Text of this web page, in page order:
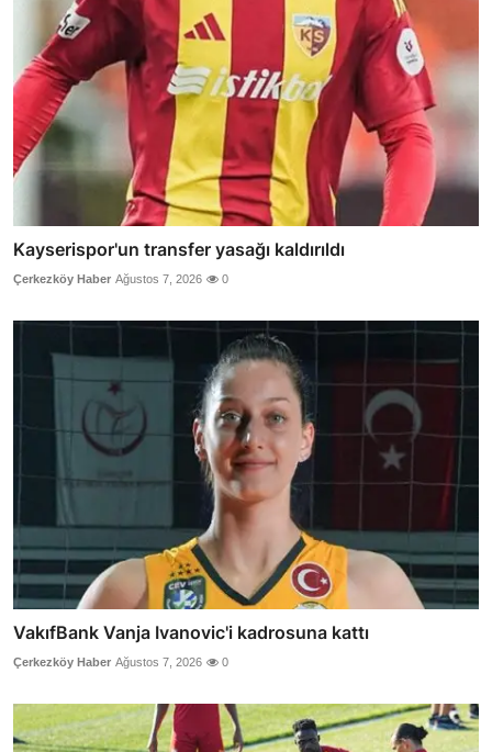
Kayserispor'un transfer yasağı kaldırıldı
Çerkezköy Haber Ağustos 7, 2026 0
VakıfBank Vanja Ivanovic'i kadrosuna kattı
Çerkezköy Haber Ağustos 7, 2026 0